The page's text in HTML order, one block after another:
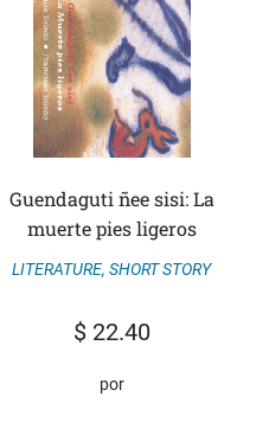
Guendaguti ñee sisi: La
muerte pies ligeros
LITERATURE, SHORT STORY
$22.40
por